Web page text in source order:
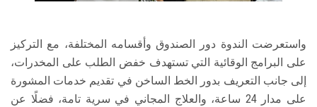
واستعرضت الندوة دور الصندوق وأقسامه المختلفة، مع التركيز
على البرامج الوقائية التي تستهدف خفض الطلب على المخدرات،
إلى جانب التعريف بدور الخط الساخن في تقديم خدمات المشورة
على مدار 24 ساعة، والعلاج المجاني في سرية تامة، فضلًا عن